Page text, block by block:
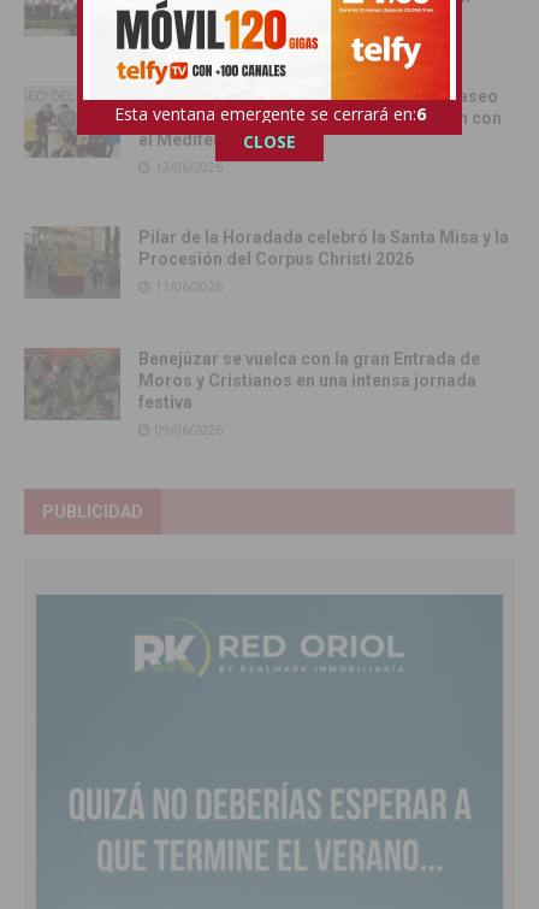
13/06/2026
Torrevieja inaugura el Centro de Ocio ‘Paseo
del Mar’ y recupera su histórica conexión con
el Mediterráneo
12/06/2026
Pilar de la Horadada celebró la Santa Misa y la
Procesión del Corpus Christi 2026
11/06/2026
Benejúzar se vuelca con la gran Entrada de
Moros y Cristianos en una intensa jornada
festiva
09/06/2026
PUBLICIDAD
Esta ventana emergente se cerrará en:4
CLOSE